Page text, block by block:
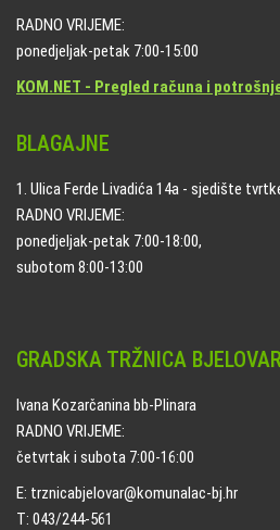
RADNO VRIJEME:
ponedjeljak-petak 7:00-15:00
KOM.NET - Pregled računa i
BLAGAJNE
1. Ulica Ferde Livadića 14a - sjedište
RADNO VRIJEME:
ponedjeljak-petak 7:00-18:00,
subotom 8:00-13:00
GRADSKA TRŽNICA
Ivana Kozarčanina bb-Plinara
RADNO VRIJEME:
četvrtak i subota 7:00-16:00
E: trznicabjelovar@komunalac-bj.hr
T: 043/244-561